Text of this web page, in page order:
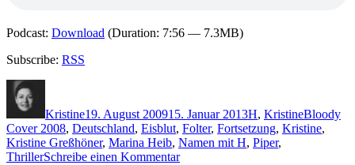
Podcast: Download (Duration: 7:56 — 7.3MB)
Subscribe: RSS
Kristine19. August 200915. Januar 2013H, KristineBloody
Cover 2008, Deutschland, Eisblut, Folter, Fortsetzung, Kristine,
Kristine Greßhöner, Marina Heib, Namen mit H, Piper,
ThrillerSchreibe einen Kommentarzu